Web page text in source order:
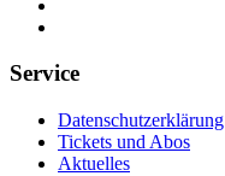
Service
Datenschutzerklärung
Tickets und Abos
Aktuelles